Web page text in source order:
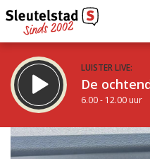
LUISTER LIVE:
De
6.00 - 12.00 uur
STRAKS:
De middag van